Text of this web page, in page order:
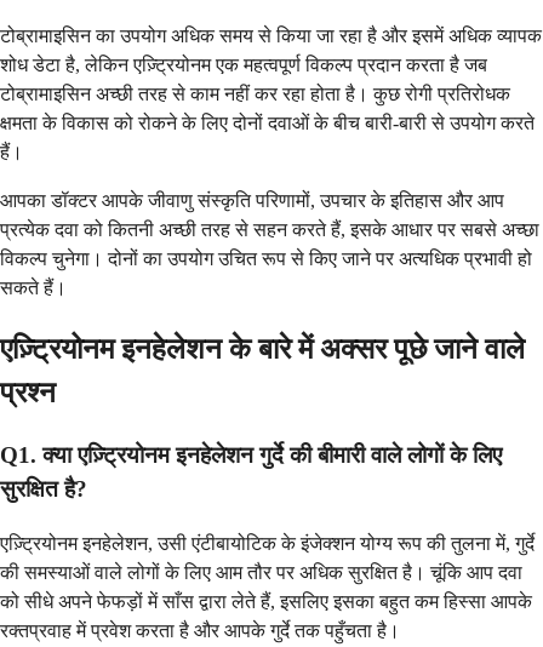
टोब्रामाइसिन का उपयोग अधिक समय से किया जा रहा है और इसमें अधिक व्यापक
शोध डेटा है, लेकिन एज़्ट्रियोनम एक महत्वपूर्ण विकल्प प्रदान करता है जब
टोब्रामाइसिन अच्छी तरह से काम नहीं कर रहा होता है। कुछ रोगी प्रतिरोधक
क्षमता के विकास को रोकने के लिए दोनों दवाओं के बीच बारी-बारी से उपयोग करते
हैं।
आपका डॉक्टर आपके जीवाणु संस्कृति परिणामों, उपचार के इतिहास और आप
प्रत्येक दवा को कितनी अच्छी तरह से सहन करते हैं, इसके आधार पर सबसे अच्छा
विकल्प चुनेगा। दोनों का उपयोग उचित रूप से किए जाने पर अत्यधिक प्रभावी हो
सकते हैं।
एज़्ट्रियोनम इनहेलेशन के बारे में अक्सर पूछे जाने वाले
प्रश्न
Q1. क्या एज़्ट्रियोनम इनहेलेशन गुर्दे की बीमारी वाले लोगों के लिए
सुरक्षित है?
एज़्ट्रियोनम इनहेलेशन, उसी एंटीबायोटिक के इंजेक्शन योग्य रूप की तुलना में, गुर्दे
की समस्याओं वाले लोगों के लिए आम तौर पर अधिक सुरक्षित है। चूंकि आप दवा
को सीधे अपने फेफड़ों में साँस द्वारा लेते हैं, इसलिए इसका बहुत कम हिस्सा आपके
रक्तप्रवाह में प्रवेश करता है और आपके गुर्दे तक पहुँचता है।